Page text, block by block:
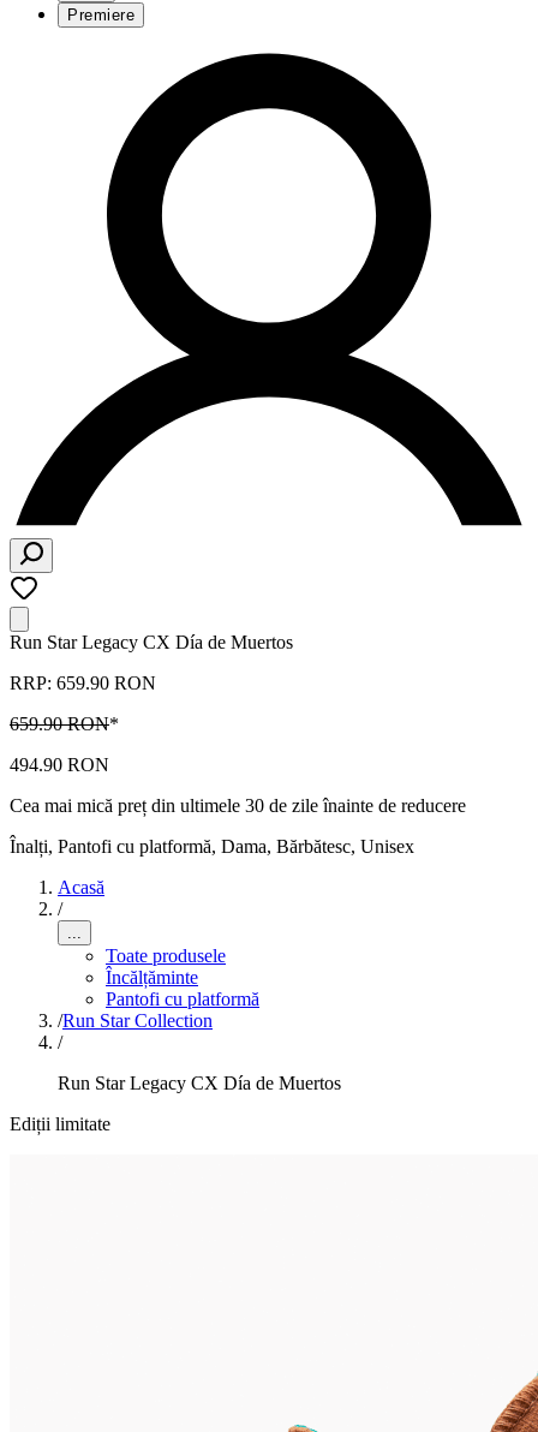
Premiere
Run Star Legacy CX Día de Muertos
RRP: 659.90 RON
659.90 RON*
494.90 RON
Cea mai mică preț din ultimele 30 de zile înainte de reducere
Înalți, Pantofi cu platformă, Dama, Bărbătesc, Unisex
Acasă
/
...
Toate produsele
Încălțăminte
Pantofi cu platformă
/Run Star Collection
/
Run Star Legacy CX Día de Muertos
Ediții limitate